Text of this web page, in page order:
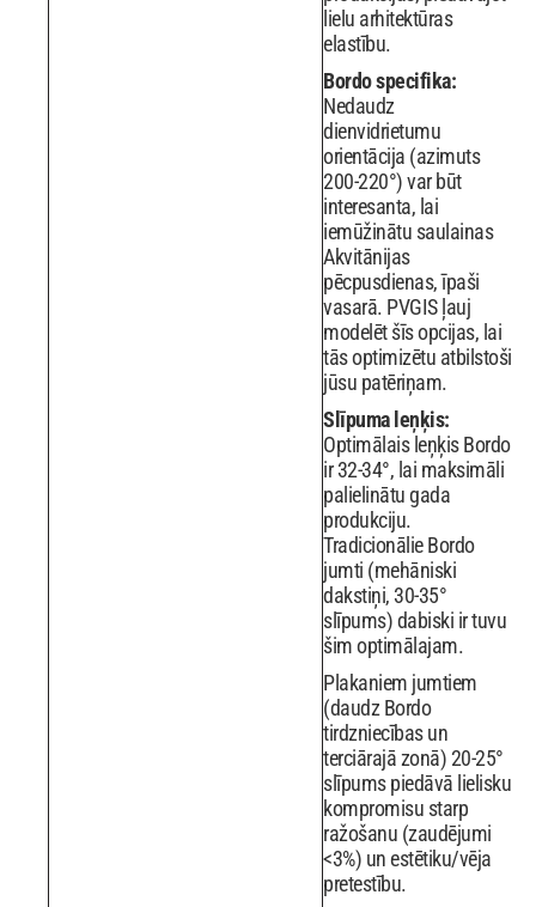
lielu arhitektūras
elastību.
Bordo specifika:
Nedaudz
dienvidrietumu
orientācija (azimuts
200-220°) var būt
interesanta, lai
iemūžinātu saulainas
Akvitānijas
pēcpusdienas, īpaši
vasarā. PVGIS ļauj
modelēt šīs opcijas, lai
tās optimizētu atbilstoši
jūsu patēriņam.
Slīpuma leņķis:
Optimālais leņķis Bordo
ir 32-34°, lai maksimāli
palielinātu gada
produkciju.
Tradicionālie Bordo
jumti (mehāniski
dakstiņi, 30-35°
slīpums) dabiski ir tuvu
šim optimālajam.
Plakaniem jumtiem
(daudz Bordo
tirdzniecības un
terciārajā zonā) 20-25°
slīpums piedāvā lielisku
kompromisu starp
ražošanu (zaudējumi
<3%) un estētiku/vēja
pretestību.